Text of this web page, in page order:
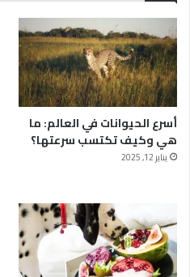
أسرع الحيوانات في العالم: ما
هي وكيف تكتسب سرعتها؟
يناير 12, 2025